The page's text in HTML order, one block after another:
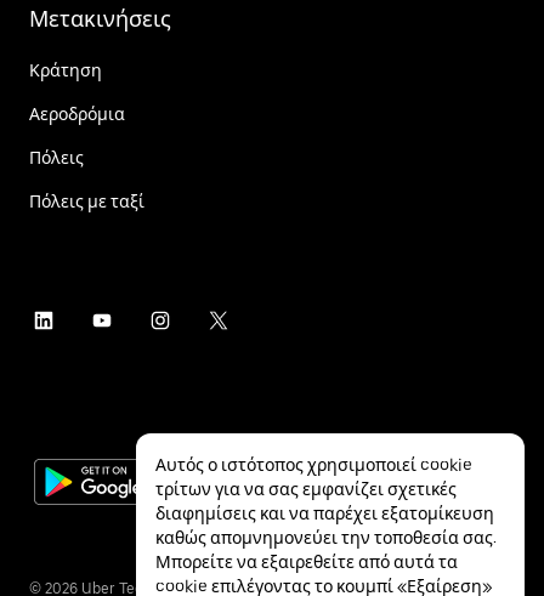
Μετακινήσεις
Κράτηση
Αεροδρόμια
Πόλεις
Πόλεις με ταξί
© 2026 Uber Technologies Inc.
Αυτός ο ιστότοπος χρησιμοποιεί cookie
τρίτων για να σας εμφανίζει σχετικές
διαφημίσεις και να παρέχει εξατομίκευση
καθώς απομνημονεύει την τοποθεσία σας.
Μπορείτε να εξαιρεθείτε από αυτά τα
cookie επιλέγοντας το κουμπί «Εξαίρεση»